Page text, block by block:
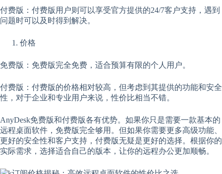
付费版：付费版用户则可以享受官方提供的24/7客户支持，遇到
问题时可以及时得到解决。
价格
免费版：免费版完全免费，适合预算有限的个人用户。
付费版：付费版的价格相对较高，但考虑到其提供的功能和安全
性，对于企业和专业用户来说，性价比相当不错。
AnyDesk免费版和付费版各有优势。如果你只是需要一款基本的
远程桌面软件，免费版完全够用。但如果你需要更多高级功能、
更好的安全性和客户支持，付费版无疑是更好的选择。根据你的
实际需求，选择适合自己的版本，让你的远程办公更加顺畅。